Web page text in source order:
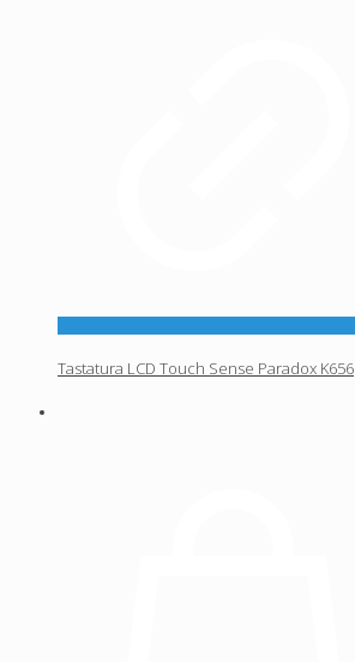
Tastatura LCD Touch Sense Paradox K656